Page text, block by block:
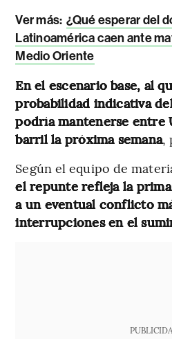
Ver más: ¿Qué esperar del
Latinoamérica caen ante
Medio Oriente
En el escenario base, al
probabilidad indicativa
podría mantenerse entre
barril la próxima semana,
Según el equipo de
el repunte refleja la
a un eventual conflicto
interrupciones en el